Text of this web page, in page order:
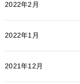
2022年2月
2022年1月
2021年12月